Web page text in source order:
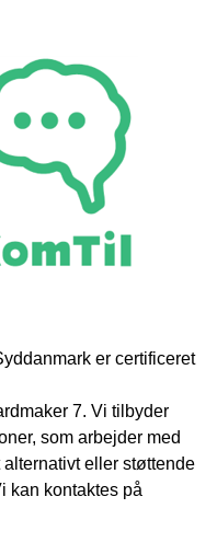
er certificeret
7. Vi tilbyder
som arbejder med
eller støttende
kan kontaktes på